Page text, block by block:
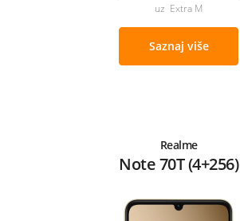
uz Extra M
Saznaj više
Realme
Note 70T (4+256)